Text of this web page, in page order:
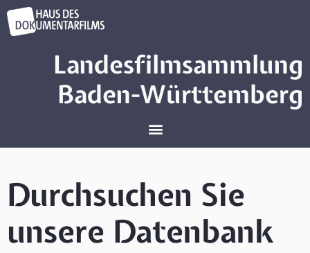
Landesfilmsammlung
Baden-Württemberg
Durchsuchen Sie
unsere Datenbank